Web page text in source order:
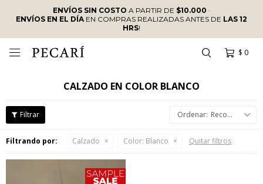
ENVÍOS SIN COSTO A PARTIR DE $10.000 ·
ENVÍOS EN EL DÍAEN COMPRAS REALIZADAS ANTES DE LAS 12
HRS!
$ 0

CALZADO EN COLOR BLANCO
Recomendados
Filtrando por: Calzado Color: Blanco Quitar filtros